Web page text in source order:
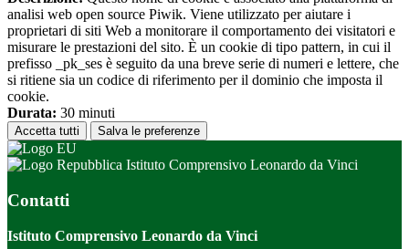
analisi web open source Piwik. Viene utilizzato per aiutare i
proprietari di siti Web a monitorare il comportamento dei visitatori e
misurare le prestazioni del sito. È un cookie di tipo pattern, in cui il
prefisso _pk_ses è seguito da una breve serie di numeri e lettere, che
si ritiene sia un codice di riferimento per il dominio che imposta il
cookie.
Durata: 30 minuti
Accetta tutti Salva le preferenze
Istituto Comprensivo Leonardo da Vinci
Contatti
Istituto Comprensivo Leonardo da Vinci